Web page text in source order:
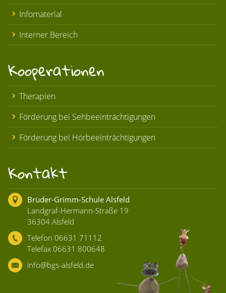
Infomaterial
Interner Bereich
Kooperationen
Therapien
Förderung bei Sehbeeinträchtigungen
Förderung bei Hörbeeinträchtigungen
Kontakt
Brüder-Grimm-Schule Alsfeld
Landgraf-Hermann-Straße 19
36304 Alsfeld
Telefon 06631 71112
Telefax 06631 800648
info@bgs-alsfeld.de